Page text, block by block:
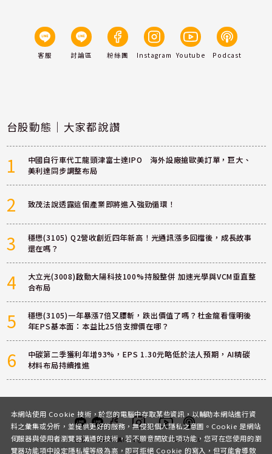
客服 討論區 粉絲團 Instagram Youtube Podcast
台股動態｜大家都說讚
1
中國自行車代工龍頭津富士達IPO 海外設廠搶歐美訂單，巨大、
美利達同步調整布局
2 致茂法說透露這個產業即將進入強勁循環！
3
穩懋(3105) Q2營收創近四年新高！光通訊漲多回檔後，成長故事
還在嗎？
4
大立光(3008)啟動大陽科技100%持股整併 加速光學與VCM垂直整
合布局
5
穩懋(3105)一年暴漲7倍又腰斬，跌出價值了嗎？杜金龍看懂明後
年EPS基本面：本益比25倍支撐價在哪？
6
中碳第二季獲利年增93%，EPS 1.30元略低於法人預期，AI精碳
材料布局持續推進
客服 討論區粉絲團InstagramYoutubePodcast
本網站使用 Cookie 技術，於您的電腦中存取某些資訊，以輔助本網站進行資
料之彙集或分析，並提供更好的服務，無侵犯個人隱私之意圖。Cookie 是網站
伺服器與使用者瀏覽器溝通的技術，若不願意開放此項功能，您可在您使用的瀏
覽器功能項中設定隱私權等級為高，即可拒絕 Cookie 的寫入，但可能會導致